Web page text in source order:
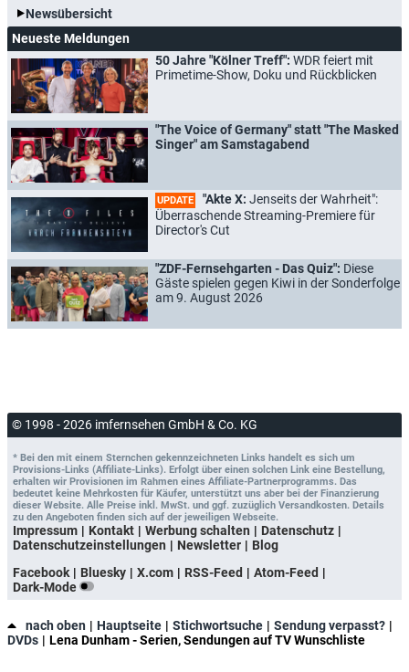
Newsübersicht
Neueste Meldungen
50 Jahre "Kölner Treff": WDR feiert mit
Primetime-Show, Doku und Rückblicken
"The Voice of Germany" statt "The Masked
Singer" am Samstagabend
UPDATE "Akte X: Jenseits der Wahrheit":
Überraschende Streaming-Premiere für
Director's Cut
"ZDF-Fernsehgarten - Das Quiz": Diese
Gäste spielen gegen Kiwi in der Sonderfolge
am 9. August 2026
© 1998 - 2026 imfernsehen GmbH & Co. KG
* Bei den mit einem Sternchen gekennzeichneten Links handelt es sich um
Provisions-Links (Affiliate-Links). Erfolgt über einen solchen Link eine Bestellung,
erhalten wir Provisionen im Rahmen eines Affiliate-Partnerprogramms. Das
bedeutet keine Mehrkosten für Käufer, unterstützt uns aber bei der Finanzierung
dieser Website. Alle Preise inkl. MwSt. und ggf. zuzüglich Versandkosten. Details
zu den Angeboten finden sich auf der jeweiligen Webseite.
Impressum Kontakt Werbung schalten
Datenschutz
Datenschutzeinstellungen
Newsletter
Blog
Facebook
Bluesky X.com RSS-Feed
Atom-Feed
Dark-Mode
nach oben Hauptseite Stichwortsuche
Sendung verpasst?
DVDs
Lena Dunham - Serien, Sendungen auf TV Wunschliste